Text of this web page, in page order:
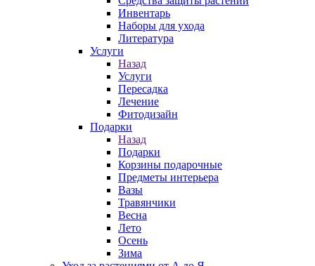
Инвентарь
Наборы для ухода
Литература
Услуги
Назад
Услуги
Пересадка
Лечение
Фитодизайн
Подарки
Назад
Подарки
Корзины подарочные
Предметы интерьера
Вазы
Травянчики
Весна
Лето
Осень
Зима